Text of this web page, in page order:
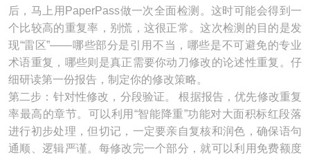
后，马上用PaperPass做一次全面检测。这时可能会得到一
个比较高的重复率，别慌，这很正常。这次检测的目的是发
现“雷区”——哪些部分是引用不当，哪些是不可避免的专业
术语重复，哪些则是真正需要你动刀修改的论述性重复。仔
细研读第一份报告，制定你的修改策略。
第二步：针对性修改，分段验证。 根据报告，优先修改重复
率最高的章节。可以利用“智能降重”功能对大面积标红段落
进行初步处理，但切记，一定要亲自复核和润色，确保语句
通顺、逻辑严谨。每修改完一个部分，就可以利用免费额度